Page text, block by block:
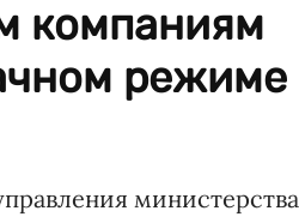
компаниям
режиме
министерства